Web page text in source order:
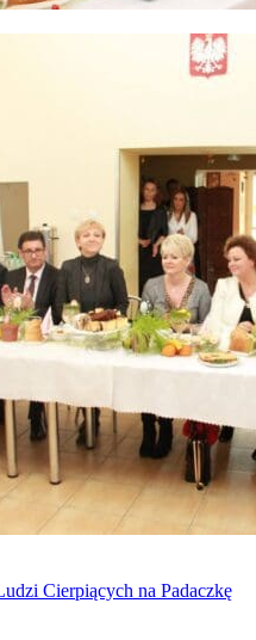
Cierpiących na Padaczkę